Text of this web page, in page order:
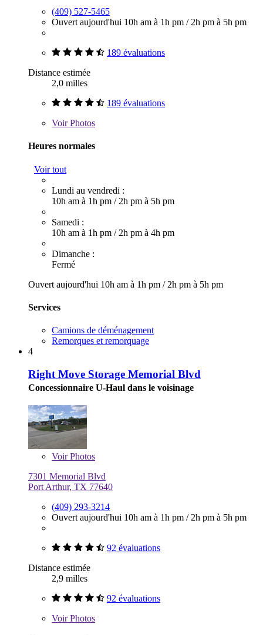
(409) 527-5465
Ouvert aujourd'hui 10h am à 1h pm / 2h pm à 5h pm
189 évaluations
Distance estimée
2,0 milles
189 évaluations
VoirPhotos
Heures normales
Voir tout
Lundi au vendredi :
10h am à 1h pm / 2h pm à 5h pm
Samedi :
10h am à 1h pm / 2h pm à 4h pm
Dimanche :
Fermé
Ouvert aujourd'hui 10h am à 1h pm / 2h pm à 5h pm
Services
Camions de déménagement
Remorques et remorquage
4
Right Move Storage Memorial Blvd
Concessionnaire U-Haul dans le voisinage
VoirPhotos
7301 Memorial Blvd
Port Arthur, TX 77640
(409) 293-3214
Ouvert aujourd'hui 10h am à 1h pm / 2h pm à 5h pm
92 évaluations
Distance estimée
2,9 milles
92 évaluations
VoirPhotos